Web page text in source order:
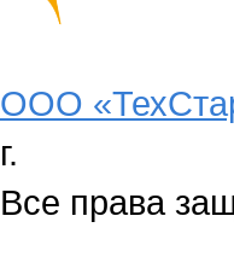
ООО
г.
Все права